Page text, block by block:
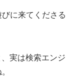
に来てくださる
実は検索エンジ